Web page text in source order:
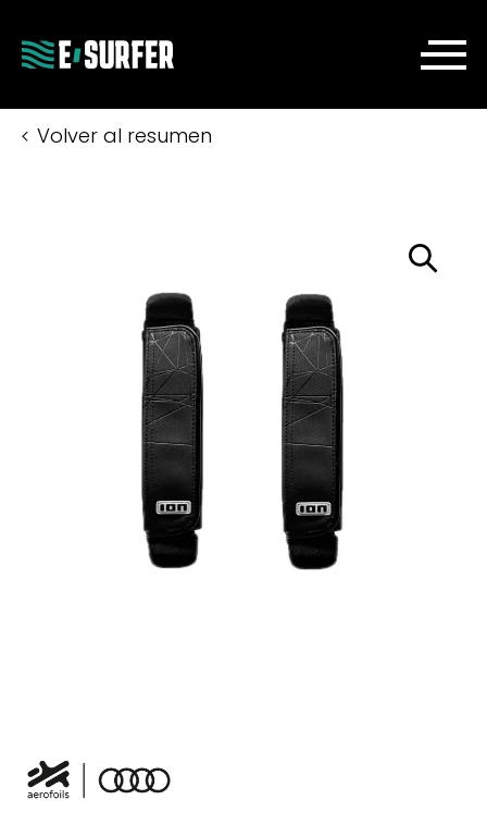
Volver al resumen